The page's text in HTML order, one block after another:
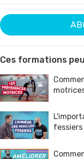
Ces formations
fessiers